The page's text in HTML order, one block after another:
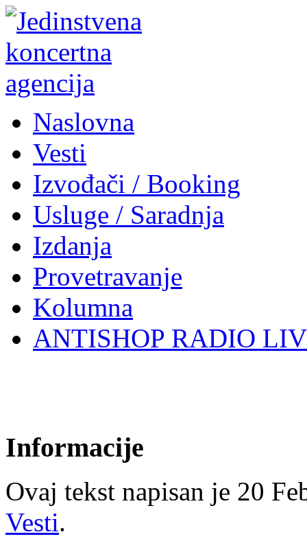
Naslovna
Vesti
Izvođači / Booking
Usluge / Saradnja
Izdanja
Provetravanje
Kolumna
ANTISHOP RADIO
Informacije
Ovaj tekst napisan je 20
Vesti.